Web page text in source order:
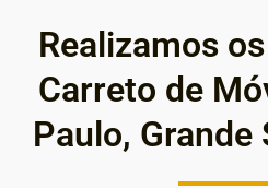
Realizamos
Carreto de
Paulo,